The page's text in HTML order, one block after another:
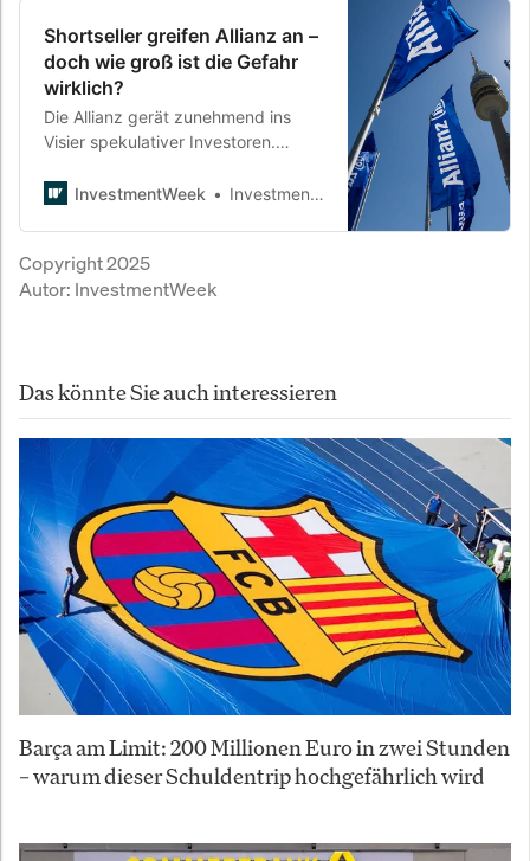
Shortseller greifen Allianz an –
doch wie groß ist die Gefahr
wirklich?
Die Allianz gerät zunehmend ins
Visier spekulativer Investoren.
Kurse setzen und Analysten erste
Geschäft aus. Ein Blick hinter die
Kulissen eines unterschätzten
InvestmentWeek InvestmentWeek
Copyright 2025
Autor: InvestmentWeek
Das könnte Sie auch interessieren
Barça am Limit: 200 Millionen Euro in zwei Stunden
– warum dieser Schuldentrip hochgefährlich wird